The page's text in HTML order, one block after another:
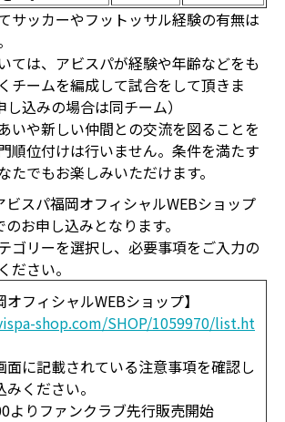
サッカーやフットッサル経験の有無は
ては、アビスパが経験や年齢などをも
チームを編成して試合をして頂きま
込みの場合は同チーム）
いや新しい仲間との交流を図ることを
順位付けは行いません。条件を満たす
たでもお楽しみいただけます。
ビスパ福岡オフィシャルWEBショップ
のお申し込みとなります。
ゴリーを選択し、必要事項をご入力の
ださい。
オフィシャルWEBショップ】
shop.com/SHOP/1059970/list.ht
に記載されている注意事項を確認し
ください。
よりファンクラブ先行販売開始